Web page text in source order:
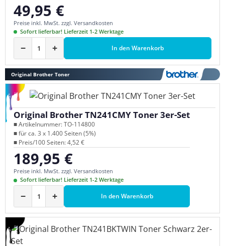
Regulärer Preis:
49,95 €
Preise inkl. MwSt. zzgl. Versandkosten
Sofort lieferbar! Lieferzeit 1-2 Werktage
− + In den Warenkorb
Original Brother Toner
Original Brother TN241CMY Toner 3er-Set
■ Artikelnummer: TO-114800
■ für ca. 3 x 1.400 Seiten (5%)
■ Preis/100 Seiten: 4,52 €
Regulärer Preis:
189,95 €
Preise inkl. MwSt. zzgl. Versandkosten
Sofort lieferbar! Lieferzeit 1-2 Werktage
− + In den Warenkorb